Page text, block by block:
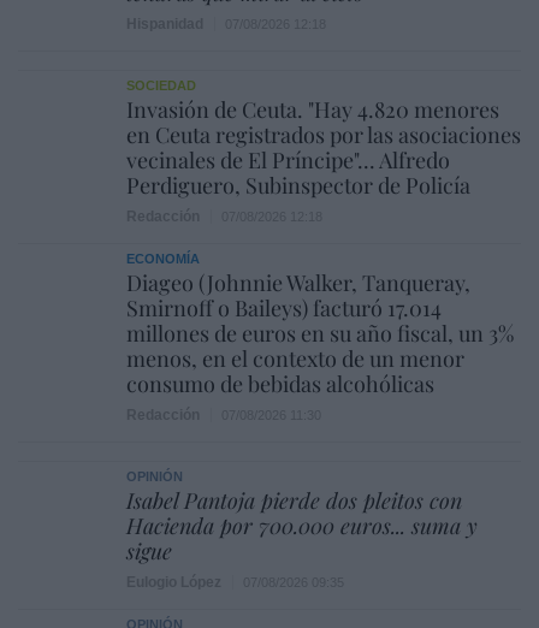
SOCIEDAD
Invasión de Ceuta. "Hay 4.820 menores
en Ceuta registrados por las asociaciones
vecinales de El Príncipe"... Alfredo
Perdiguero, Subinspector de Policía
ECONOMÍA
Diageo (Johnnie Walker, Tanqueray,
Smirnoff o Baileys) facturó 17.014
millones de euros en su año fiscal, un 3%
menos, en el contexto de un menor
consumo de bebidas alcohólicas
OPINIÓN
Isabel Pantoja pierde dos pleitos con
Hacienda por 700.000 euros... suma y
sigue
OPINIÓN